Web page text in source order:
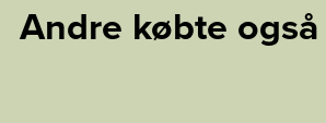
Andre købte også